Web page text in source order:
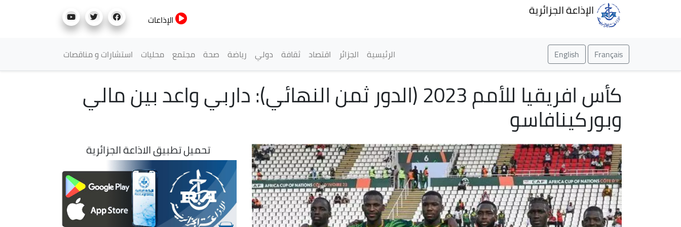
الإذاعة الجزائرية
الإذاعات
Français
English القائمة الرئيسية
الرئيسية الجزائر اقتصاد ثقافة دولي رياضة صحة مجتمع محليات استشارات و مناقصات
كأس افريقيا للأمم 2023 (الدور ثمن النهائي): داربي واعد بين مالي
وبوركينافاسو
تحميل تطبيق الاذاعة الجزائرية